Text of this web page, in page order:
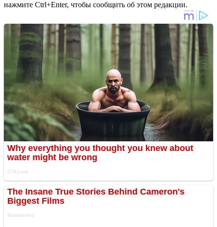
нажмите Ctrl+Enter, чтобы сообщить об этом редакции.